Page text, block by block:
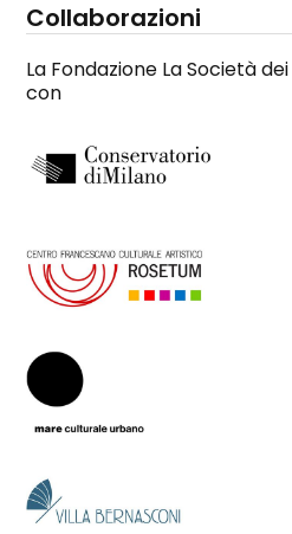
Collaborazioni
La Fondazione La Società
con